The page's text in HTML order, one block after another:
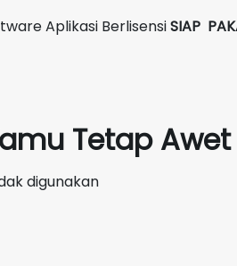
Aplikasi BerlisensiSIAP
Tetap
digunakan